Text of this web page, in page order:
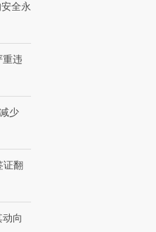
全永
重违
少
证翻
向